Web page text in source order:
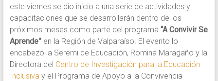
este viernes se dio inicio a una serie de actividades y
capacitaciones que se desarrollarán dentro de los
próximos meses como parte del programa “A Convivir Se
Aprende”en la Región de Valparaíso. El evento lo
encabezó la Seremi de Educación, Romina Maragaño y la
Directora del Centro de Investigación para la Educación
Inclusiva y el Programa de Apoyo a la Convivencia